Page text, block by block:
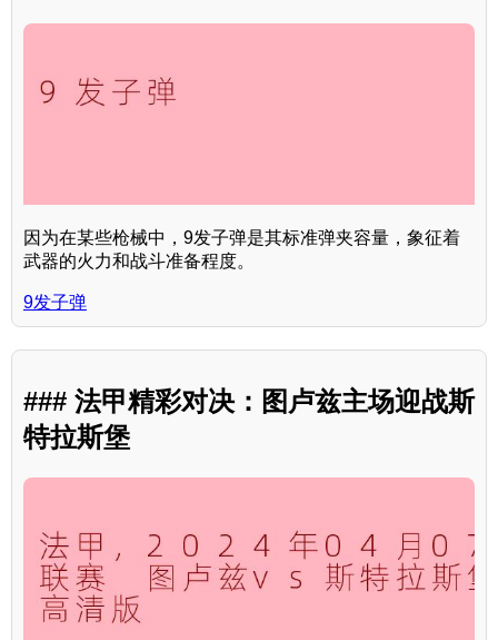
因为在某些枪械中，9发子弹是其标准弹夹容量，象征着
武器的火力和战斗准备程度。
9发子弹
### 法甲精彩对决：图卢兹主场迎战斯
特拉斯堡